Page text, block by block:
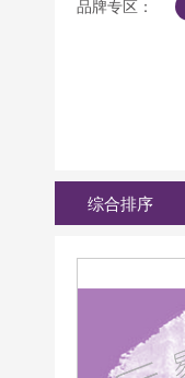
品牌专区：
综合排序